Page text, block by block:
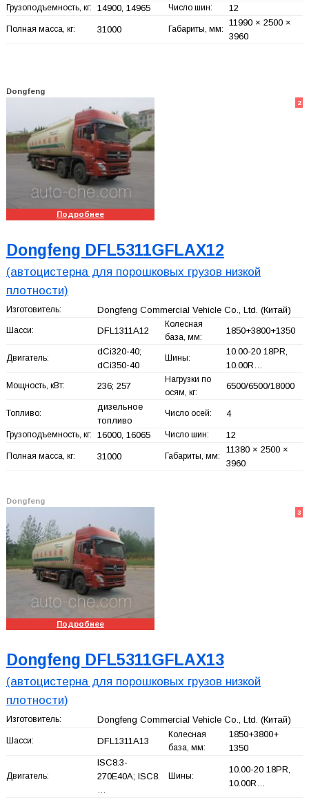
Грузоподъемность, кг: 14900, 14965 Число шин: 12
Полная масса, кг: 31000 Габариты, мм:
11990 × 2500 ×
3960
Dongfeng
2
Подробнее
Dongfeng DFL5311GFLAX12
(автоцистерна для порошковых грузов низкой
плотности)
Изготовитель: Dongfeng Commercial Vehicle Co., Ltd. (Китай)
Шасси: DFL1311A12
Колесная
база, мм:
1850+3800+1350
Двигатель:
dCi320-40;
dCi350-40
Шины:
10.00-20 18PR,
10.00R…
Мощность, кВт: 236; 257
Нагрузки по
осям, кг:
6500/6500/18000
Топливо:
дизельное
топливо
Число осей: 4
Грузоподъемность, кг: 16000, 16065 Число шин: 12
Полная масса, кг: 31000 Габариты, мм:
11380 × 2500 ×
3960
Dongfeng
3
Подробнее
Dongfeng DFL5311GFLAX13
(автоцистерна для порошковых грузов низкой
плотности)
Изготовитель: Dongfeng Commercial Vehicle Co., Ltd. (Китай)
Шасси: DFL1311A13
Колесная
база, мм:
1850+3800+
1350
Двигатель:
ISC8.3-
270E40A; ISC8.
…
Шины:
10.00-20 18PR,
10.00R…